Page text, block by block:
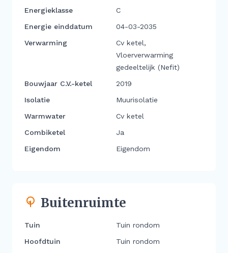
Energieklasse
C
Energie einddatum
04-03-2035
Verwarming
Cv ketel,
Vloerverwarming
gedeeltelijk (Nefit)
Bouwjaar C.V.-ketel
2019
Isolatie
Muurisolatie
Warmwater
Cv ketel
Combiketel
Ja
Eigendom
Eigendom
Buitenruimte
Tuin
Tuin rondom
Hoofdtuin
Tuin rondom